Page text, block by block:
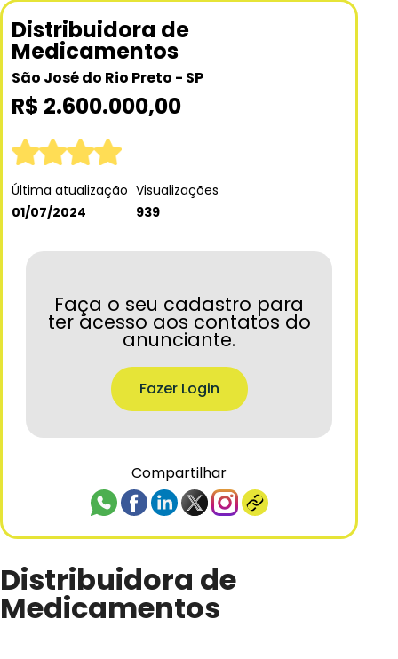
Distribuidora de
Medicamentos
São José do Rio Preto - SP
R$ 2.600.000,00
Última atualização
01/07/2024
Visualizações
939
Faça o seu cadastro para
ter acesso aos contatos do
anunciante.
Fazer Login
Compartilhar
Distribuidora de
Medicamentos